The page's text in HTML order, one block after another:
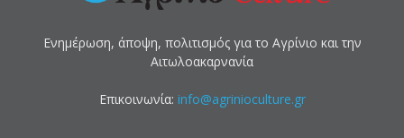
Ενημέρωση, άποψη, πολιτισμός για το Αγρίνιο και την
Αιτωλοακαρνανία
Επικοινωνία: info@agrinioculture.gr